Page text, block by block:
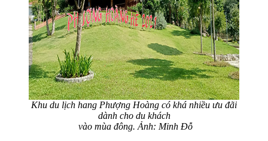
Khu du lịch hang Phượng Hoàng có khá nhiều ưu đãi
dành cho du khách
vào mùa đông. Ảnh: Minh Đỗ